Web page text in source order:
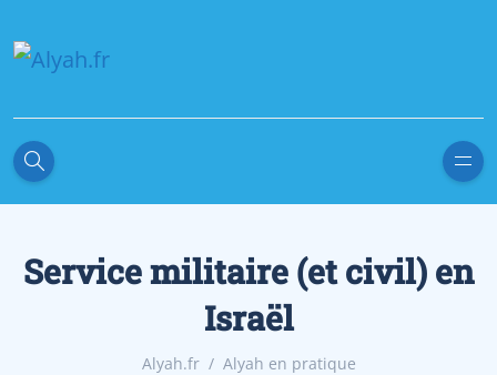
Service militaire (et civil) en
Israël
Alyah.fr
Alyah en pratique